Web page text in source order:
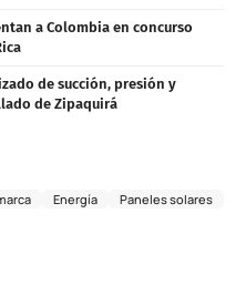
a Colombia en concurso
de succión, presión y
de Zipaquirá
Energía
Paneles solares